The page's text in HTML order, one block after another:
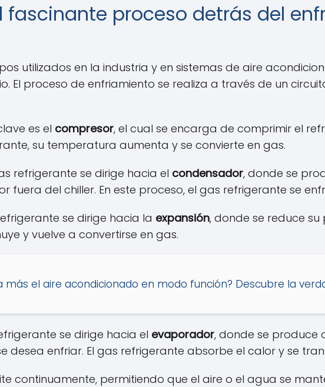
fascinante proceso detrás del
utilizados en la industria y en sistemas de aire
El proceso de enfriamiento se realiza a través de un
es el compresor, el cual se encarga de comprimir el
su temperatura aumenta y se convierte en gas.
refrigerante se dirige hacia el condensador, donde se
fuera del chiller. En este proceso, el gas refrigerante se
se dirige hacia la expansión, donde se reduce su
y vuelve a convertirse en gas.
más el aire acondicionado en modo función? Descubre la
se dirige hacia el evaporador, donde se produce
desea enfriar. El gas refrigerante absorbe el calor y se
continuamente, permitiendo que el aire o el agua se